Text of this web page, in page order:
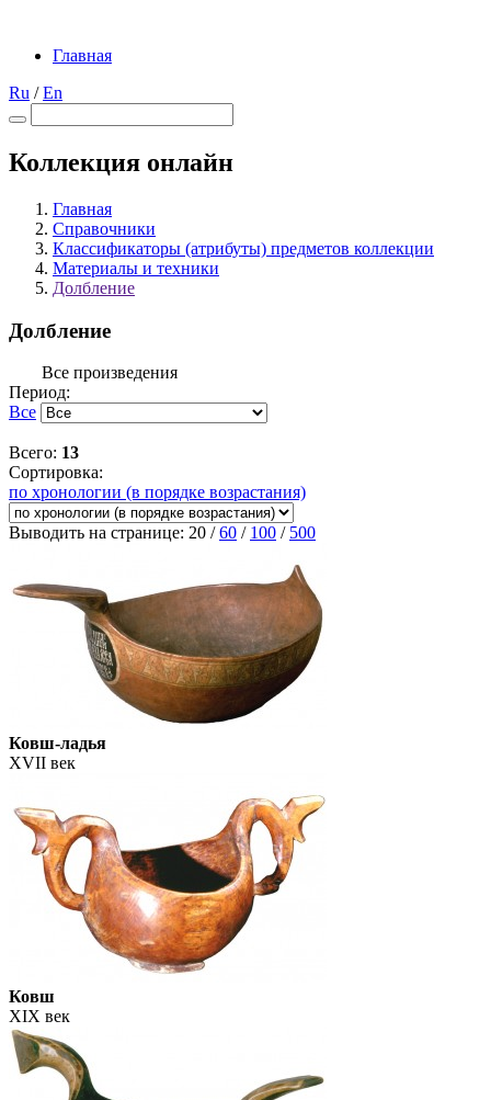
Главная
Ru /En
Коллекция онлайн
Главная
Справочники
Классификаторы (атрибуты) предметов коллекции
Материалы и техники
Долбление
Долбление
Все произведения
Период:
Все
Всего: 13
Сортировка:
по хронологии (в порядке возрастания)
Выводить на странице: 20 /60 / 100 / 500
Ковш-ладья
XVII век
Ковш
XIX век